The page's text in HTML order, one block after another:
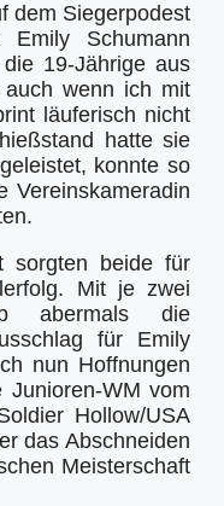
dem Siegerpodest
Schumann
19-Jährige aus
auch wenn ich mit
läuferisch nicht
hatte sie
konnte so
Vereinskameradin
sorgten beide für
Mit je zwei
abermals die
für Emily
nun Hoffnungen
WM vom
Hollow/USA
das Abschneiden
Meisterschaft